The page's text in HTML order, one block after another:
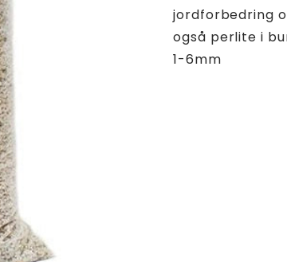
jordforbedring
også perlite i
1-6mm